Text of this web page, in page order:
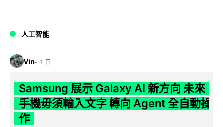
人工智能
Vin 1 日
Samsung 展示 Galaxy AI 新方向 未來
手機毋須輸入文字 轉向 Agent 全自動操
作